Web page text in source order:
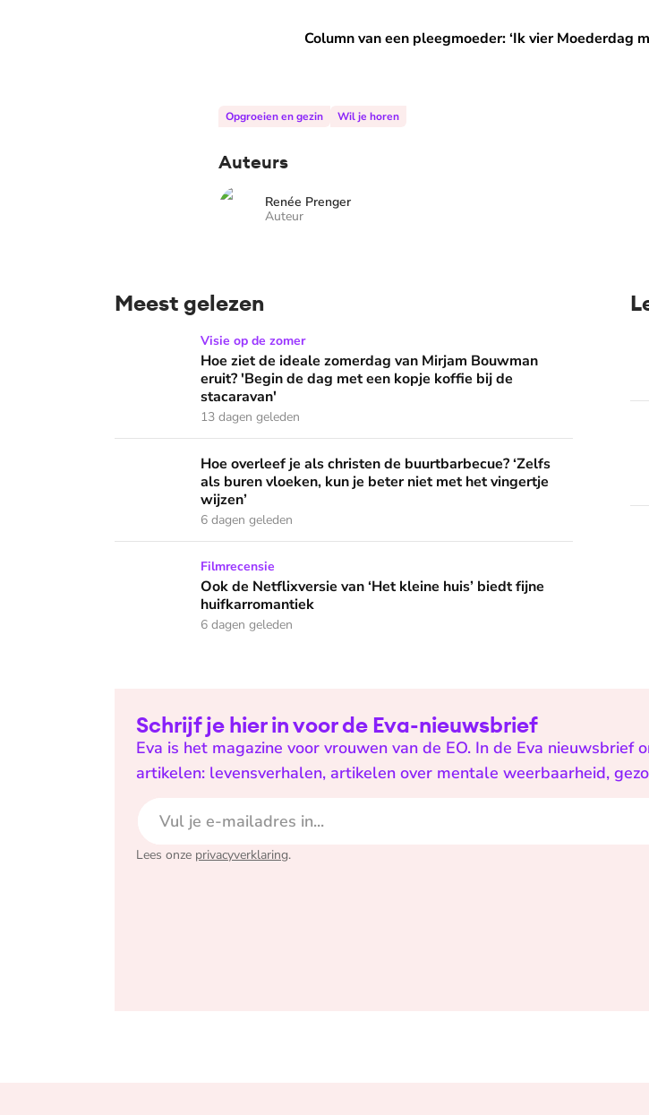
Column van een pleegmoeder: ‘Ik vier Moederdag
Column van een pleegmoeder: ‘Ik vier Moederdag met een dubbel
Opgroeien en gezin Wil je horen
Auteurs
Renée Prenger
Auteur
Meest gelezen
Hoe ziet de ideale zomerdag van Mirjam Bouwman eruit? 'Begin de dag met een
Visie op de zomer
Hoe ziet de ideale zomerdag van Mirjam Bouwman
eruit? 'Begin de dag met een kopje koffie bij de
stacaravan'
13 dagen geleden
Hoe overleef je als christen de buurtbarbecue? ‘Zelfs als buren vloeken, kun je
Hoe overleef je als christen de buurtbarbecue? ‘Zelfs
als buren vloeken, kun je beter niet met het vingertje
wijzen’
6 dagen geleden
Ook de Netflixversie van ‘Het kleine huis’ biedt fijne huifkarromantiek
Filmrecensie
Ook de Netflixversie van ‘Het kleine huis’ biedt fijne
huifkarromantiek
6 dagen geleden
Schrijf je hier in voor de Eva-nieuwsbrief
Eva is het magazine voor vrouwen van de EO. In de Eva
artikelen: levensverhalen, artikelen over mentale weerbaarheid,
Lees onze privacyverklaring.